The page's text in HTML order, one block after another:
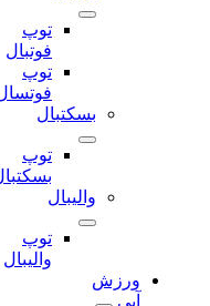
توپ
فوتبال
توپ
فوتسال
بسکتبال
توپ
بسکتبال
والیبال
توپ
والیبال
ورزش